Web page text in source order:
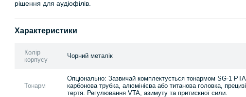
рішення для аудіофілів.
Характеристики
Колір
корпусу
Чорний металік
Тонарм
Опціонально: Зазвичай комплектується тонармом SG-1
карбонова трубка, алюмінієва або титанова головка,
тертя. Регулювання VTA, азимуту та притискної сили.